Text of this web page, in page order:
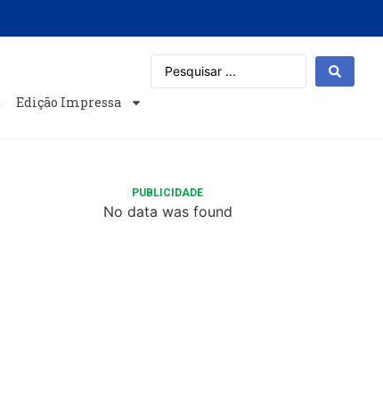
Edição Impressa
PUBLICIDADE
No data was found